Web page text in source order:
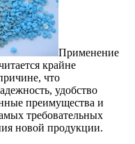
Применение
крайне
что
удобство
преимущества и
требовательных
новой продукции.